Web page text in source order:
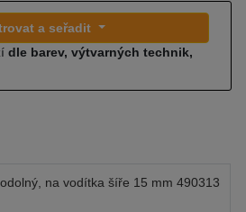
a seřadit
dle barev, výtvarných technik,
na vodítka šíře 15 mm 490313